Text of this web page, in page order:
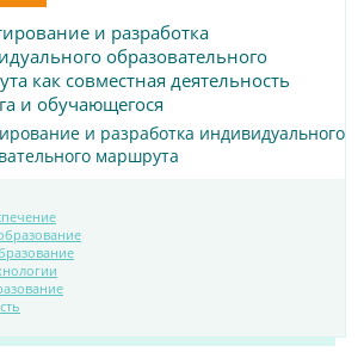
ПОСМОТРЕТЬ
МАТЕРИАЛ
и разработка
образовательного
как совместная деятельность
и обучающегося
и разработка индивидуального
маршрута